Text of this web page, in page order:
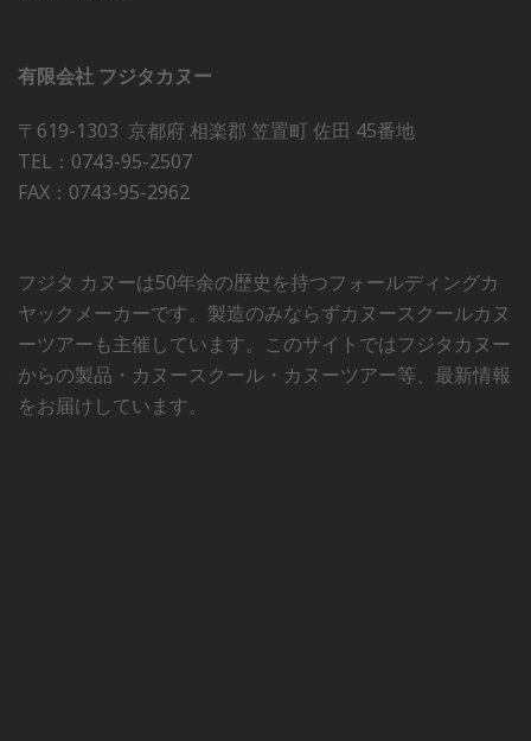
有限会社 フジタカヌー
〒619-1303 京都府 相楽郡 笠置町 佐田 45番地
TEL：0743-95-2507
FAX：0743-95-2962
フジタ カヌーは50年余の歴史を持つフォールディングカ
ヤックメーカーです。製造のみならずカヌースクールカヌ
ーツアーも主催しています。このサイトではフジタカヌー
からの製品・カヌースクール・カヌーツアー等、最新情報
をお届けしています。